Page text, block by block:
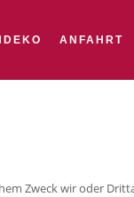
ANFAHRT
Zweck wir oder